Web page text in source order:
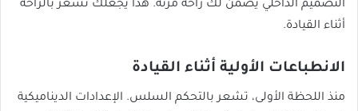
التصميم الداخلي يضمن لك راحة مرنة. هذا يجعلك تشعر بالراحة
أثناء القيادة.
الانطباعات الأولية أثناء القيادة
منذ اللحظة الأولى، تشعر بالتحكم السلس. الإعدادات الديناميكية